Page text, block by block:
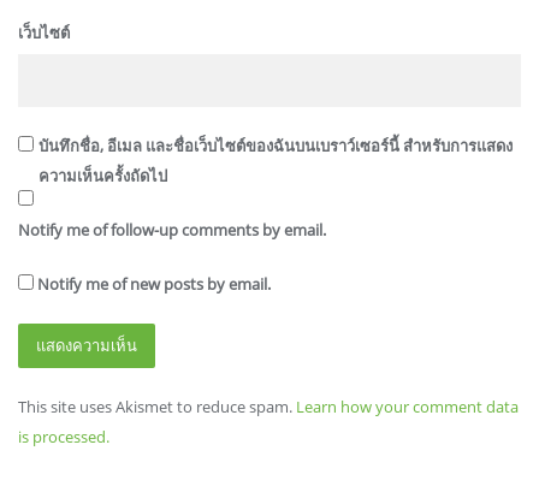
เว็บไซต์
บันทึกชื่อ, อีเมล และชื่อเว็บไซต์ของฉันบนเบราว์เซอร์นี้ สำหรับการแสดง
ความเห็นครั้งถัดไป
Notify me of follow-up comments by email.
Notify me of new posts by email.
This site uses Akismet to reduce spam. Learn how your comment data
is processed.